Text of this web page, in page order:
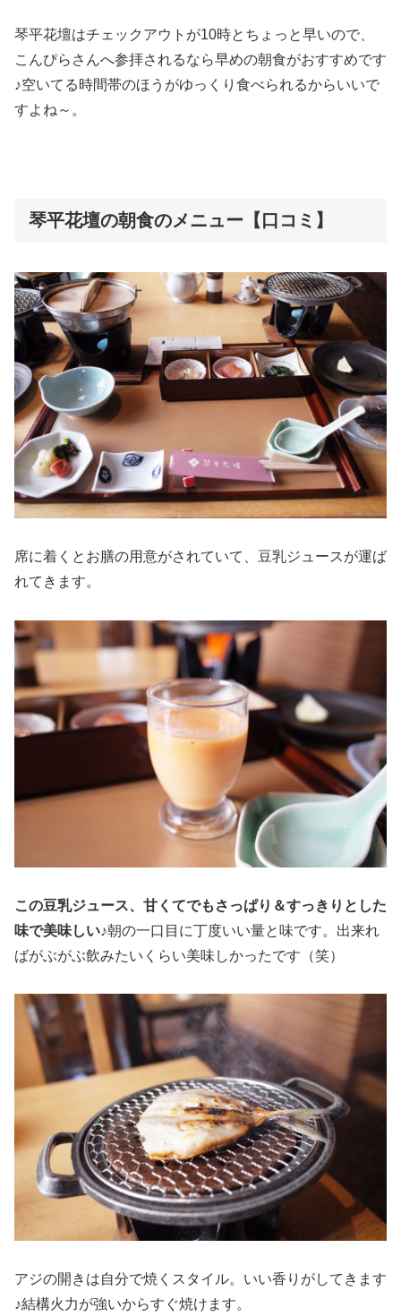
琴平花壇はチェックアウトが10時とちょっと早いので、
こんぴらさんへ参拝されるなら早めの朝食がおすすめです
♪空いてる時間帯のほうがゆっくり食べられるからいいで
すよね～。
琴平花壇の朝食のメニュー【口コミ】
席に着くとお膳の用意がされていて、豆乳ジュースが運ば
れてきます。
この豆乳ジュース、甘くてでもさっぱり＆すっきりとした
味で美味しい♪朝の一口目に丁度いい量と味です。出来れ
ばがぶがぶ飲みたいくらい美味しかったです（笑）
アジの開きは自分で焼くスタイル。いい香りがしてきます
♪結構火力が強いからすぐ焼けます。